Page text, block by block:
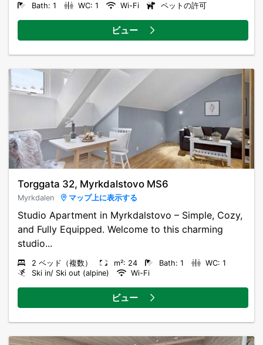
Bath: 1
WC: 1 Wi-Fi ペットの許可
ビュー
Torggata 32, Myrkdalstovo MS6
Myrkdalen マップ上に表示する
Studio Apartment in Myrkdalstovo – Simple, Cozy,
and Fully Equipped. Welcome to this charming
studio...
2 ベッド（複数） m²: 24 Bath: 1
WC: 1
Ski in/ Ski out (alpine)
Wi-Fi
ビュー